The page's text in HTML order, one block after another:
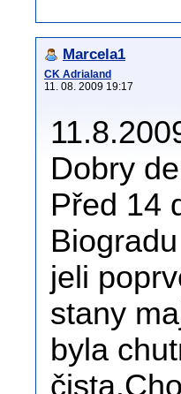
Marcela1
CK Adrialand
11. 08. 2009 19:17
Dobry
Před 14
jeli
stany
byla